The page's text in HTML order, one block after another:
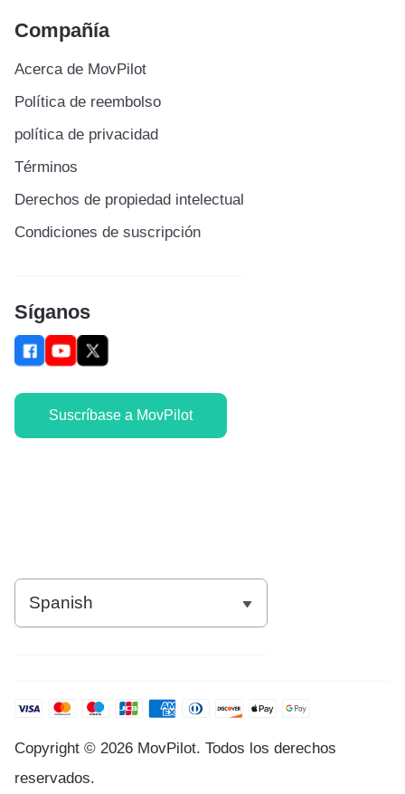
Compañía
Acerca de MovPilot
Política de reembolso
política de privacidad
Términos
Derechos de propiedad intelectual
Condiciones de suscripción
Síganos
Suscríbase a MovPilot
Copyright © 2026 MovPilot. Todos los derechos
reservados.